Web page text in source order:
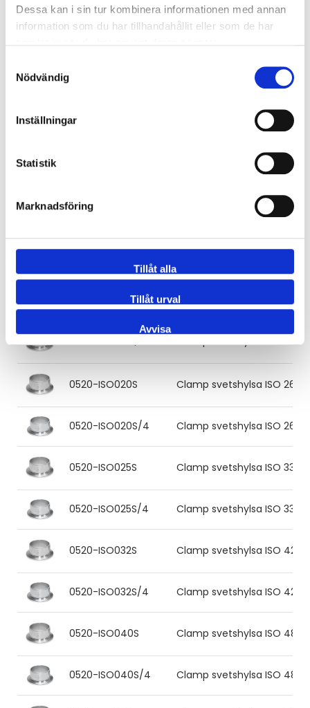
Dessa kan i sin tur kombinera informationen med annan
information som du har tillhandahållit eller som de har
Nödvändig
Inställningar
Statistik
Marknadsföring
Tillåt alla
Tillåt urval
Avvisa
Clamp svetshylsa DIN
0520-DIN065S/4 Clamp svetshylsa DIN
Clamp svetshylsa DIN
0520-ISO008S Clamp svetshylsa ISO
0520-ISO010S Clamp svetshylsa ISO
0520-ISO015S Clamp svetshylsa ISO
Clamp svetshylsa ISO
0520-ISO020S Clamp svetshylsa ISO
0520-ISO020S/4 Clamp svetshylsa ISO
0520-ISO025S Clamp svetshylsa ISO
0520-ISO025S/4 Clamp svetshylsa ISO
0520-ISO032S Clamp svetshylsa ISO
0520-ISO032S/4 Clamp svetshylsa ISO
0520-ISO040S Clamp svetshylsa ISO
0520-ISO040S/4 Clamp svetshylsa ISO